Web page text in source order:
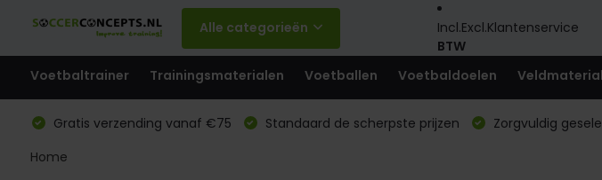
Alle categorieën Incl.Excl.
BTW
Klantenservice
Voetbaltrainer Trainingsmaterialen Voetballen Voetbaldoelen
Gratis verzending vanaf €75 Standaard de scherpste prijzen
Zorgvuldig
Home